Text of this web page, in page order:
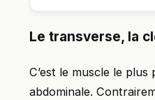
Le transverse, la
C’est le muscle le
abdominale.